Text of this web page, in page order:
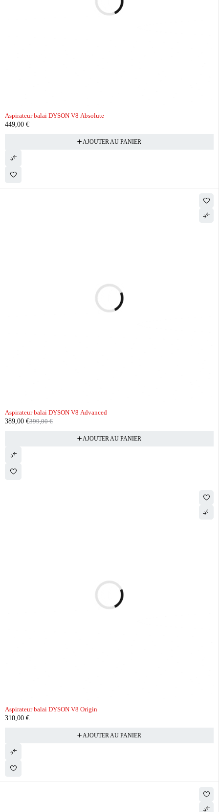
Aspirateur balai DYSON V8 Absolute
449,00 €
AJOUTER AU PANIER
Aspirateur balai DYSON V8 Advanced
399,00€
389,00 €
AJOUTER AU PANIER
Aspirateur balai DYSON V8 Origin
310,00 €
AJOUTER AU PANIER